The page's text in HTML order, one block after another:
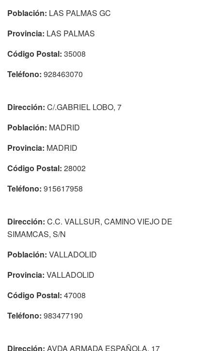
Población: LAS PALMAS GC
Provincia: LAS PALMAS
Código Postal: 35008
Teléfono: 928463070
Dirección: C/.GABRIEL LOBO, 7
Población: MADRID
Provincia: MADRID
Código Postal: 28002
Teléfono: 915617958
Dirección: C.C. VALLSUR, CAMINO VIEJO DE
SIMAMCAS, S/N
Población: VALLADOLID
Provincia: VALLADOLID
Código Postal: 47008
Teléfono: 983477190
Dirección: AVDA ARMADA ESPAÑOLA, 17